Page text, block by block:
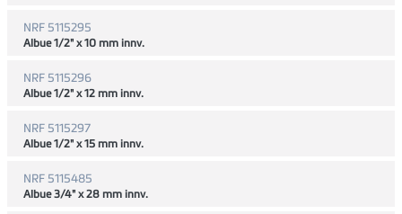
NRF 5115295
Albue 1/2" x 10 mm innv.
NRF 5115296
Albue 1/2" x 12 mm innv.
NRF 5115297
Albue 1/2" x 15 mm innv.
NRF 5115485
Albue 3/4" x 28 mm innv.